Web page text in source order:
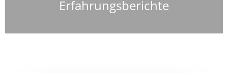
Erfahrungsberichte